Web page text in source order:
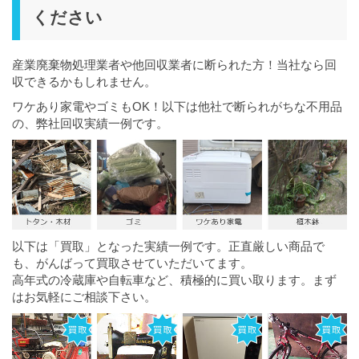
ください
産業廃棄物処理業者や他回収業者に断られた方！当社なら回
収できるかもしれません。
ワケあり家電やゴミもOK！以下は他社で断られがちな不用品
の、弊社回収実績一例です。
以下は「買取」となった実績一例です。正直厳しい商品で
も、がんばって買取させていただいてます。
高年式の冷蔵庫や自転車など、積極的に買い取ります。まず
はお気軽にご相談下さい。